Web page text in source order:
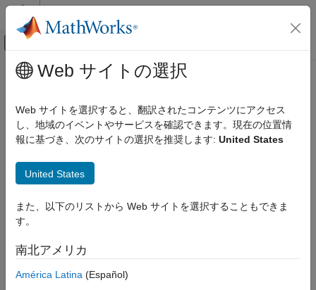
コンテンツへスキップ
オフキャンバス ナビゲーション メ
ドキュメンテーションのホーム
メインコンテンツ
Web サイトの選択
Web サイトを選択すると、翻訳されたコンテンツにアクセス
し、地域のイベントやサービスを確認できます。現在の位置情
報に基づき、次のサイトの選択を推奨します: United States
United States
また、以下のリストから Web サイトを選択することもできま
す。
南北アメリカ
América Latina (Español)